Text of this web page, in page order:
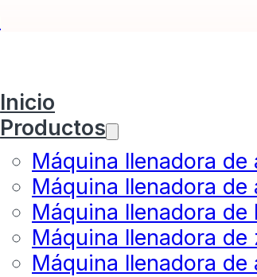
Inicio
Productos
Máquina llenadora de
Máquina llenadora de
Máquina llenadora
Máquina llenadora
Máquina llenadora de